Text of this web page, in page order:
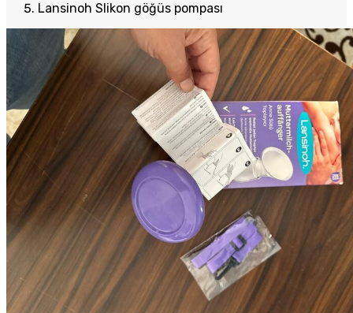
Lansinoh Slikon göğüs pompası